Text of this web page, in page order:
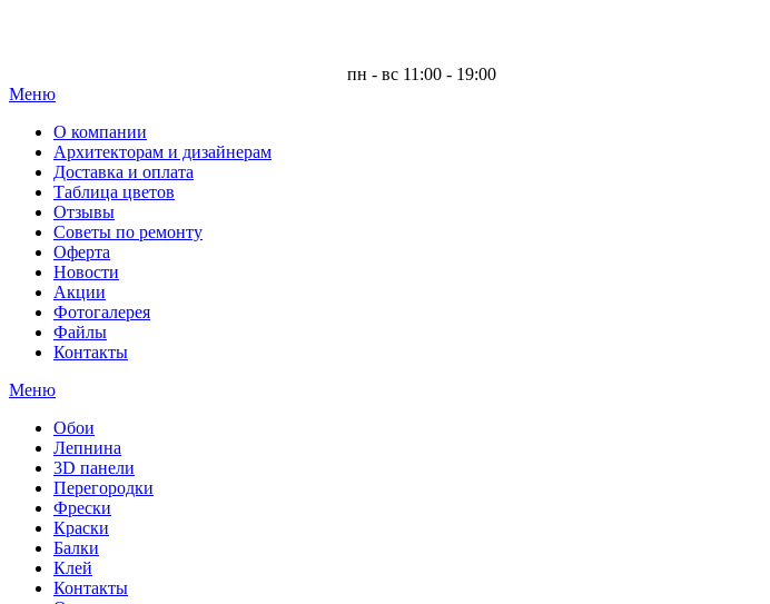
пн - вс 11:00 - 19:00
Меню|
О компании
Архитекторам и дизайнерам
Доставка и оплата
Таблица цветов
Отзывы
Советы по ремонту
Оферта
Новости
Акции
Фотогалерея
Файлы
Контакты
Меню
Обои
Лепнина
3D панели
Перегородки
Фрески
Краски
Балки
Клей
Контакты